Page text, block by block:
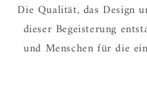
Die Qualität, das Design
dieser Begeisterung
und Menschen für die